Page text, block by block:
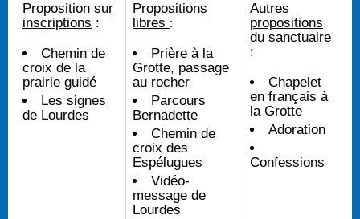
Proposition sur
inscriptions :
Chemin de
croix de la
prairie guidé
Les signes
de Lourdes
Propositions
libres :
Prière à la
Grotte, passage
au rocher
Parcours
Bernadette
Chemin de
croix des
Espélugues
Vidéo-
message de
Lourdes
Autres
propositions
du sanctuaire
:
Chapelet
en français à
la Grotte
Adoration
Confessions